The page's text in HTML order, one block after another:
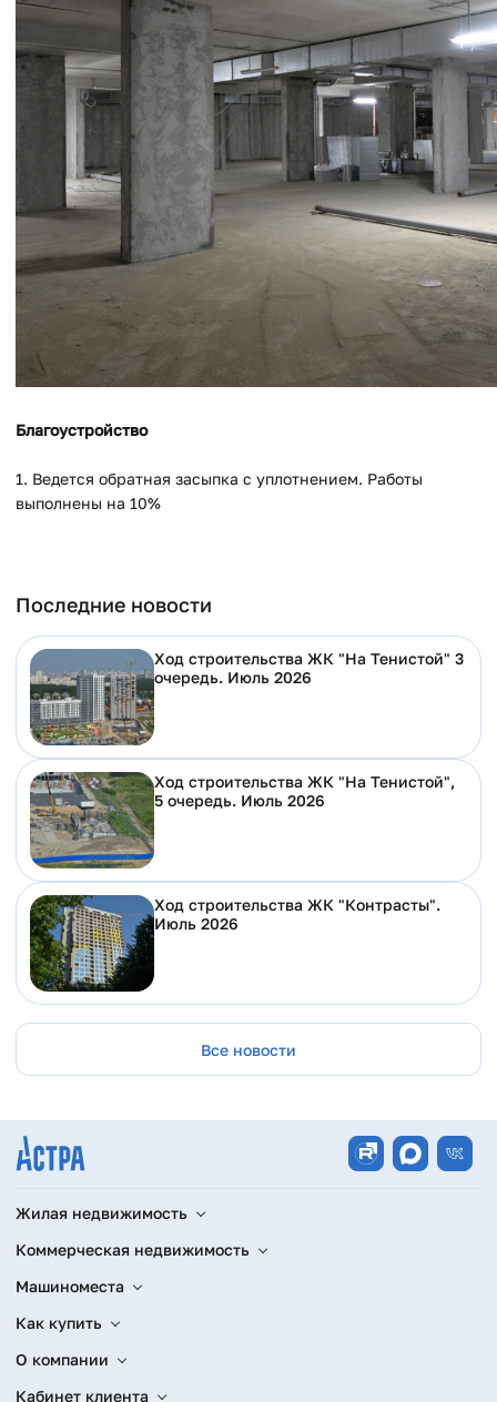
Благоустройство
1. Ведется обратная засыпка с уплотнением. Работы
выполнены на 10%
Последние новости
Ход строительства ЖК "На Тенистой" 3
очередь. Июль 2026
Ход строительства ЖК "На Тенистой",
5 очередь. Июль 2026
Ход строительства ЖК "Контрасты".
Июль 2026
Все новости
Жилая недвижимость
Коммерческая недвижимость
Машиноместа
Как купить
О компании
Кабинет клиента